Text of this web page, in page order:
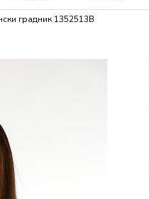
градник 1352513B